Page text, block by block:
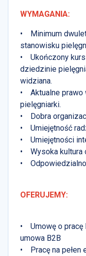
WYMAGANIA:
• Minimum
stanowisku
• Ukończony
dziedzinie
widziana.
• Aktualne prawo
pielęgniarki.
• Dobra
• Umiejętność
• Umiejętności
• Wysoka kultura
•
OFERUJEMY:
• Umowę o pracę
umowa B2B
• Pracę na pełen